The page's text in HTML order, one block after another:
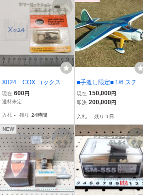
X024 COX コックス O
VERHAUL KIT オーバー
ホールキット .49 GOLDE
封 長期保管品
現在 600円
送料未定
入札 - 残り 24時間
■手渡し限定■ 1/6 スチン
ソン・リライアント／SR
-8 色絹貼りウレタン塗
サーボ付き／受信機付属
無し
現在 150,000円
即決 200,000円
入札 - 残り 1日
NEW